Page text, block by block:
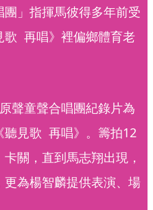
」指揮馬彼得多年前受
再唱》裡偏鄉體育老
聲童聲合唱團紀錄片為
見歌  再唱》。籌拍12
關，直到馬志翔出現，
為楊智麟提供表演、場